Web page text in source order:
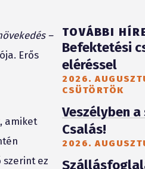
–
Erős
amiket
szerint ez
TOVÁBBI
Befektetési
eléréssel
2026.
CSÜTÖRTÖK
Veszélyben
Csalás!
2026.